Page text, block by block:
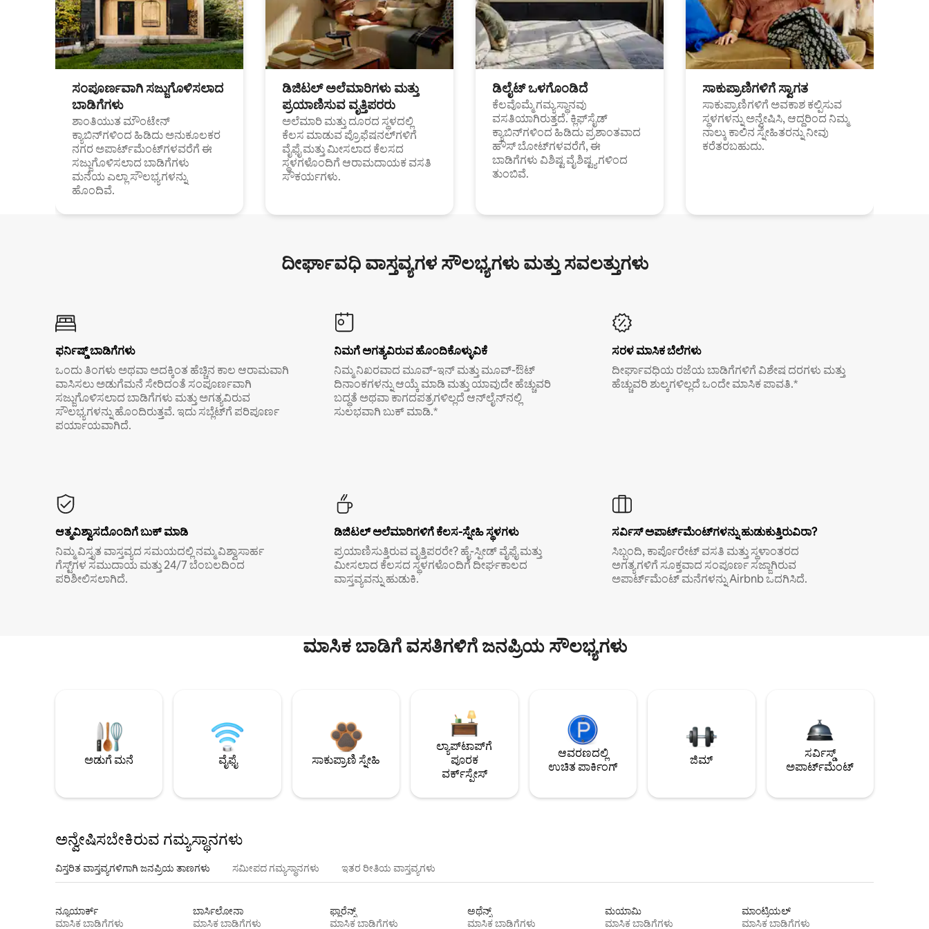
ಸಂಪೂರ್ಣವಾಗಿ ಸಜ್ಜುಗೊಳಿಸಲಾದ
ಬಾಡಿಗೆಗಳು
ಶಾಂತಿಯುತ ಮೌಂಟೇನ್
ಕ್ಯಾಬಿನ್‌ಗಳಿಂದ ಹಿಡಿದು ಅನುಕೂಲಕರ
ನಗರ ಅಪಾರ್ಟ್‌ಮೆಂಟ್‌ಗಳವರೆಗೆ ಈ
ಸಜ್ಜುಗೊಳಿಸಲಾದ ಬಾಡಿಗೆಗಳು
ಮನೆಯ ಎಲ್ಲಾ ಸೌಲಭ್ಯಗಳನ್ನು
ಹೊಂದಿವೆ.
ಡಿಜಿಟಲ್ ಅಲೆಮಾರಿಗಳು ಮತ್ತು
ಪ್ರಯಾಣಿಸುವ ವೃತ್ತಿಪರರು
ಅಲೆಮಾರಿ ಮತ್ತು ದೂರದ ಸ್ಥಳದಲ್ಲಿ
ಕೆಲಸ ಮಾಡುವ ಪ್ರೊಫೆಷನಲ್‌ಗಳಿಗೆ
ವೈಫೈ ಮತ್ತು ಮೀಸಲಾದ ಕೆಲಸದ
ಸ್ಥಳಗಳೊಂದಿಗೆ ಆರಾಮದಾಯಕ ವಸತಿ
ಸೌಕರ್ಯಗಳು.
ಡಿಲೈಟ್ ಒಳಗೊಂಡಿದೆ
ಕೆಲವೊಮ್ಮೆ ಗಮ್ಯಸ್ಥಾನವು
ವಸತಿಯಾಗಿರುತ್ತದೆ. ಕ್ಲಿಫ್‌ಸೈಡ್
ಕ್ಯಾಬಿನ್‌ಗಳಿಂದ ಹಿಡಿದು ಪ್ರಶಾಂತವಾದ
ಹೌಸ್ ಬೋಟ್‌ಗಳವರೆಗೆ, ಈ
ಬಾಡಿಗೆಗಳು ವಿಶಿಷ್ಟ ವೈಶಿಷ್ಟ್ಯಗಳಿಂದ
ತುಂಬಿವೆ.
ಸಾಕುಪ್ರಾಣಿಗಳಿಗೆ ಸ್ವಾಗತ
ಸಾಕುಪ್ರಾಣಿಗಳಿಗೆ ಅವಕಾಶ ಕಲ್ಪಿಸುವ
ಸ್ಥಳಗಳನ್ನು ಅನ್ವೇಷಿಸಿ, ಆದ್ದರಿಂದ ನಿಮ್ಮ
ನಾಲ್ಕು ಕಾಲಿನ ಸ್ನೇಹಿತರನ್ನು ನೀವು
ಕರೆತರಬಹುದು.
ದೀರ್ಘಾವಧಿ ವಾಸ್ತವ್ಯಗಳ ಸೌಲಭ್ಯಗಳು ಮತ್ತು ಸವಲತ್ತುಗಳು
ಫರ್ನಿಷ್ಡ್ ಬಾಡಿಗೆಗಳು
ಒಂದು ತಿಂಗಳು ಅಥವಾ ಅದಕ್ಕಿಂತ ಹೆಚ್ಚಿನ ಕಾಲ ಆರಾಮವಾಗಿ
ವಾಸಿಸಲು ಅಡುಗೆಮನೆ ಸೇರಿದಂತೆ ಸಂಪೂರ್ಣವಾಗಿ
ಸಜ್ಜುಗೊಳಿಸಲಾದ ಬಾಡಿಗೆಗಳು ಮತ್ತು ಅಗತ್ಯವಿರುವ
ಸೌಲಭ್ಯಗಳನ್ನು ಹೊಂದಿರುತ್ತವೆ. ಇದು ಸಬ್ಲೆಟ್‌ಗೆ ಪರಿಪೂರ್ಣ
ಪರ್ಯಾಯವಾಗಿದೆ.
ನಿಮಗೆ ಅಗತ್ಯವಿರುವ ಹೊಂದಿಕೊಳ್ಳುವಿಕೆ
ನಿಮ್ಮ ನಿಖರವಾದ ಮೂವ್-ಇನ್ ಮತ್ತು ಮೂವ್-ಔಟ್
ದಿನಾಂಕಗಳನ್ನು ಆಯ್ಕೆ ಮಾಡಿ ಮತ್ತು ಯಾವುದೇ ಹೆಚ್ಚುವರಿ
ಬದ್ಧತೆ ಅಥವಾ ಕಾಗದಪತ್ರಗಳಿಲ್ಲದೆ ಆನ್‌ಲೈನ್‌ನಲ್ಲಿ
ಸುಲಭವಾಗಿ ಬುಕ್ ಮಾಡಿ.*
ಸರಳ ಮಾಸಿಕ ಬೆಲೆಗಳು
ದೀರ್ಘಾವಧಿಯ ರಜೆಯ ಬಾಡಿಗೆಗಳಿಗೆ ವಿಶೇಷ ದರಗಳು ಮತ್ತು
ಹೆಚ್ಚುವರಿ ಶುಲ್ಕಗಳಿಲ್ಲದೆ ಒಂದೇ ಮಾಸಿಕ ಪಾವತಿ.*
ಆತ್ಮವಿಶ್ವಾಸದೊಂದಿಗೆ ಬುಕ್ ಮಾಡಿ
ನಿಮ್ಮ ವಿಸ್ತೃತ ವಾಸ್ತವ್ಯದ ಸಮಯದಲ್ಲಿ ನಮ್ಮ ವಿಶ್ವಾಸಾರ್ಹ
ಗೆಸ್ಟ್‌ಗಳ ಸಮುದಾಯ ಮತ್ತು 24/7 ಬೆಂಬಲದಿಂದ
ಪರಿಶೀಲಿಸಲಾಗಿದೆ.
ಡಿಜಿಟಲ್ ಅಲೆಮಾರಿಗಳಿಗೆ ಕೆಲಸ-ಸ್ನೇಹಿ ಸ್ಥಳಗಳು
ಪ್ರಯಾಣಿಸುತ್ತಿರುವ ವೃತ್ತಿಪರರೇ? ಹೈ-ಸ್ಪೀಡ್ ವೈಫೈ ಮತ್ತು
ಮೀಸಲಾದ ಕೆಲಸದ ಸ್ಥಳಗಳೊಂದಿಗೆ ದೀರ್ಘಕಾಲದ
ವಾಸ್ತವ್ಯವನ್ನು ಹುಡುಕಿ.
ಸರ್ವಿಸ್ ಅಪಾರ್ಟ್‌ಮೆಂಟ್‌ಗಳನ್ನು ಹುಡುಕುತ್ತಿರುವಿರಾ?
ಸಿಬ್ಬಂದಿ, ಕಾರ್ಪೊರೇಟ್ ವಸತಿ ಮತ್ತು ಸ್ಥಳಾಂತರದ
ಅಗತ್ಯಗಳಿಗೆ ಸೂಕ್ತವಾದ ಸಂಪೂರ್ಣ ಸಜ್ಜಾಗಿರುವ
ಅಪಾರ್ಟ್‌ಮೆಂಟ್ ಮನೆಗಳನ್ನು Airbnb ಒದಗಿಸಿದೆ.
ಮಾಸಿಕ ಬಾಡಿಗೆ ವಸತಿಗಳಿಗೆ ಜನಪ್ರಿಯ ಸೌಲಭ್ಯಗಳು
ಅಡುಗೆ ಮನೆ ವೈಫೈ ಸಾಕುಪ್ರಾಣಿ ಸ್ನೇಹಿ
ಲ್ಯಾಪ್‌ಟಾಪ್‌ಗೆ
ಪೂರಕ
ವರ್ಕ್‌ಸ್ಪೇಸ್
ಆವರಣದಲ್ಲಿ
ಉಚಿತ ಪಾರ್ಕಿಂಗ್
ಜಿಮ್
ಸರ್ವಿಸ್ಡ್
ಅಪಾರ್ಟ್‌ಮೆಂಟ್
ಅನ್ವೇಷಿಸಬೇಕಿರುವ ಗಮ್ಯಸ್ಥಾನಗಳು
ವಿಸ್ತರಿತ ವಾಸ್ತವ್ಯಗಳಿಗಾಗಿ ಜನಪ್ರಿಯ ತಾಣಗಳು ಸಮೀಪದ ಗಮ್ಯಸ್ಥಾನಗಳು ಇತರ ರೀತಿಯ ವಾಸ್ತವ್ಯಗಳು
ನ್ಯೂಯಾರ್ಕ್
ಮಾಸಿಕ ಬಾಡಿಗೆಗಳು
ಬಾರ್ಸಿಲೋನಾ
ಮಾಸಿಕ ಬಾಡಿಗೆಗಳು
ಫ್ಲಾರೆನ್ಸ್
ಮಾಸಿಕ ಬಾಡಿಗೆಗಳು
ಅಥೆನ್ಸ್
ಮಾಸಿಕ ಬಾಡಿಗೆಗಳು
ಮಯಾಮಿ
ಮಾಸಿಕ ಬಾಡಿಗೆಗಳು
ಮಾಂಟ್ರಿಯಲ್
ಮಾಸಿಕ ಬಾಡಿಗೆಗಳು